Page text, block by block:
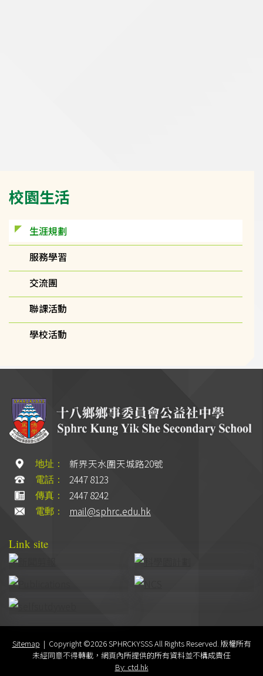
navigation
校園生活
生涯規劃
服務學習
交流團
聯課活動
學校活動
地址： 新界天水圍天城路20號
電話： 2447 8123
傳真： 2447 8242
電郵： mail@sphrc.edu.hk
Link site
Sitemap | Copyright ©2026 SPHRCKYSSS All Rights Reserved. 版權所有
未經同意不得轉載，網頁內所提供的所有資料並不構成責任
By: ctd.hk